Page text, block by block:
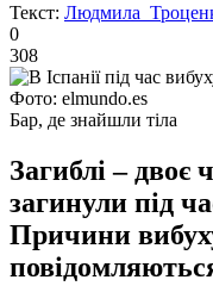
Текст: Людмила
0
308
Фото: elmundo.es
Бар, де знайшли тіла
Загиблі – двоє
загинули під
Причини